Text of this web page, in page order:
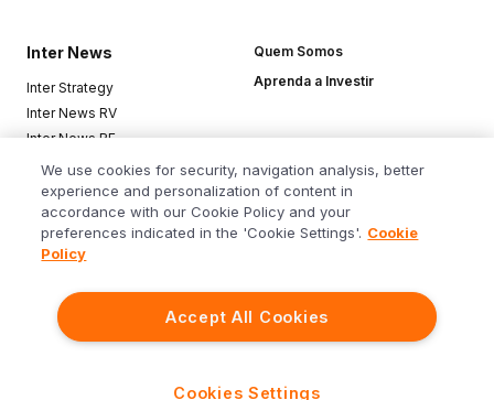
Siga o Inter
Inter News
Inter Strategy
Inter News RV
Inter News RF
Top Funds
Quem Somos
Aprenda a Investir
Baixe o app
We use cookies for security, navigation analysis, better
experience and personalization of content in
accordance with our Cookie Policy and your
preferences indicated in the 'Cookie Settings'. Cookie
Policy
Accept All Cookies
Cookies Settings